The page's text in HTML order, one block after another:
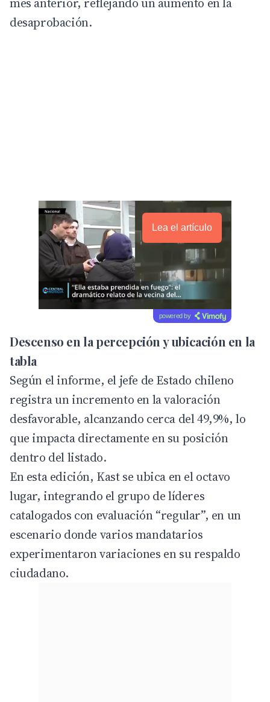
desaprobación.
Lea el artículo
powered by
Descenso en la percepción y ubicación en la
tabla
Según el informe, el jefe de Estado chileno
registra un incremento en la valoración
desfavorable, alcanzando cerca del 49,9%, lo
que impacta directamente en su posición
dentro del listado.
En esta edición, Kast se ubica en el octavo
lugar, integrando el grupo de líderes
catalogados con evaluación “regular”, en un
escenario donde varios mandatarios
experimentaron variaciones en su respaldo
ciudadano.